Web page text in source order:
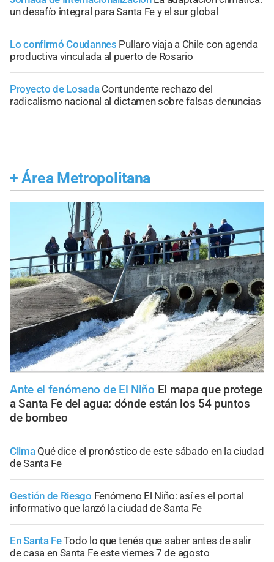
un desafío integral para Santa Fe y el sur global
Lo confirmó Coudannes Pullaro viaja a Chile con agenda
productiva vinculada al puerto de Rosario
Proyecto de Losada Contundente rechazo del
radicalismo nacional al dictamen sobre falsas denuncias
+ Área Metropolitana
Ante el fenómeno de El Niño El mapa que protege
a Santa Fe del agua: dónde están los 54 puntos
de bombeo
Clima Qué dice el pronóstico de este sábado en la ciudad
de Santa Fe
Gestión de Riesgo Fenómeno El Niño: así es el portal
informativo que lanzó la ciudad de Santa Fe
En Santa FeTodo lo que tenés que saber antes de salir
de casa en Santa Fe este viernes 7 de agosto